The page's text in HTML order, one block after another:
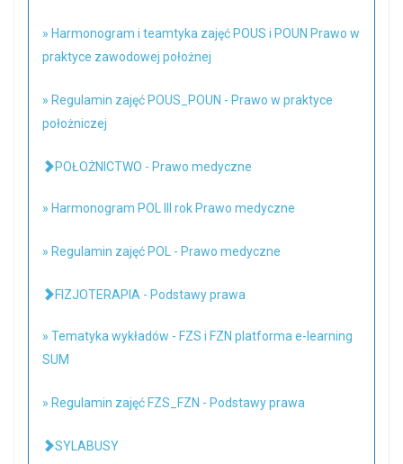
» Harmonogram i teamtyka zajęć POUS i POUN Prawo w
praktyce zawodowej położnej
» Regulamin zajęć POUS_POUN - Prawo w praktyce
położniczej
POŁOŻNICTWO - Prawo medyczne
» Harmonogram POL III rok Prawo medyczne
» Regulamin zajęć POL - Prawo medyczne
FIZJOTERAPIA - Podstawy prawa
» Tematyka wykładów - FZS i FZN platforma e-learning
SUM
» Regulamin zajęć FZS_FZN - Podstawy prawa
SYLABUSY